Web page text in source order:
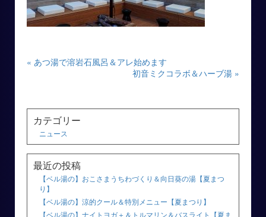
« あつ湯で溶岩石風呂＆アレ始めます
初音ミクコラボ＆ハーブ湯 »
カテゴリー
ニュース
最近の投稿
【ベル湯の】おこさまうちわづくり＆向日葵の湯【夏まつ
り】
【ベル湯の】涼的クール＆特別メニュー【夏まつり】
【ベル湯の】ナイトヨガ＋＆トルマリン＆バスライト【夏ま